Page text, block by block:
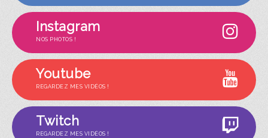
Instagram
NOS PHOTOS !
Youtube
REGARDEZ MES VIDÉOS !
Twitch
REGARDEZ MES VIDÉOS !